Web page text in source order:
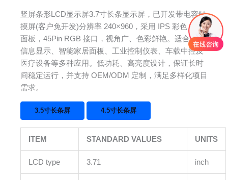
竖屏条形LCD显示屏3.7寸长条显示屏，已开发带电容触
摸屏(客户免开发)分辨率 240×960，采用 IPS 彩色 LCM
面板，45Pin RGB 接口，视角广、色彩鲜艳。适合条形
信息显示、智能家居面板、工业控制仪表、车载中控及
医疗设备等多种应用。低功耗、高亮度设计，保证长时
间稳定运行，并支持 OEM/ODM 定制，满足多样化项目
需求。
3.5寸长条屏 4.5寸长条屏
ITEM STANDARD VALUES UNITS
LCD type 3.71 inch